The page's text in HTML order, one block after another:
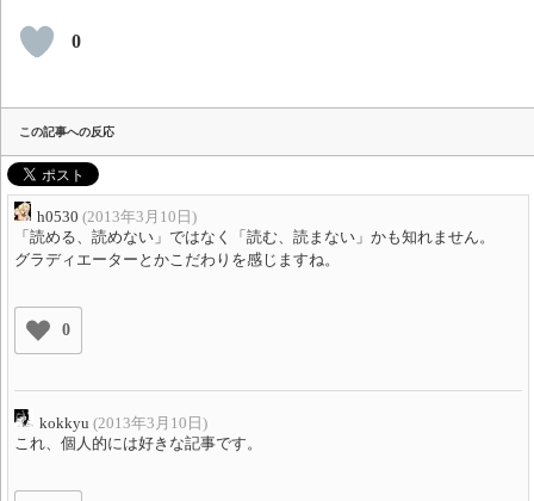
0
この記事への反応
h0530 (2013年3月10日)
「読める、読めない」ではなく「読む、読まない」かも知れません。
グラディエーターとかこだわりを感じますね。
0
kokkyu (2013年3月10日)
これ、個人的には好きな記事です。